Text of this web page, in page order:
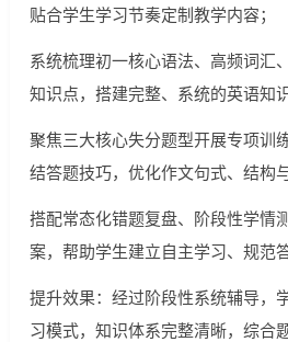
贴合学生学习节奏定制教学内容；
系统梳理初一核心语法、高频词汇
知识点，搭建完整、系统的英语知识
聚焦三大核心失分题型开展专项训
结答题技巧，优化作文句式、结构与
搭配常态化错题复盘、阶段性学情
案，帮助学生建立自主学习、规范
提升效果：经过阶段性系统辅导，
习模式，知识体系完整清晰，综合